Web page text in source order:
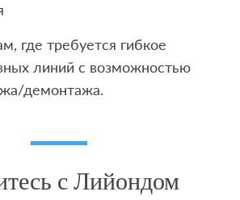
где требуется гибкое
линий с возможностью
демонтажа.
с Лийондом